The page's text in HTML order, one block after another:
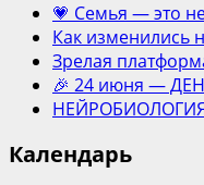
💗 Семья — это
Как изменились
Зрелая
🎉 24 июня —
НЕЙРОБИОЛОГИЯ
Календарь